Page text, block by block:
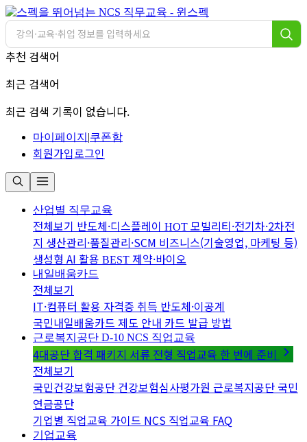
추천 검색어
최근 검색어
최근 검색 기록이 없습니다.
마이페이지 |쿠폰함
회원가입로그인
산업별 직무교육
전체보기 반도체·디스플레이 HOT 모빌리티·전기차·2차전
지 생산관리·품질관리·SCM 비즈니스(기술영업, 마케팅 등)
생성형 AI 활용 BEST 제약·바이오
내일배움카드
전체보기
IT·컴퓨터 활용 자격증 취득 반도체·이공계
국민내일배움카드 제도 안내 카드 발급 방법
근로복지공단 D-10 NCS 직업교육
4대공단 합격 패키지 서류 전형 직업교육 한 번에 준비
전체보기
국민건강보험공단 건강보험심사평가원 근로복지공단 국민
연금공단
기업별 직업교육 가이드 NCS 직업교육 FAQ
기업교육